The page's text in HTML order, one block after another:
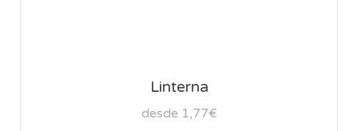
Linterna
desde 1,77€